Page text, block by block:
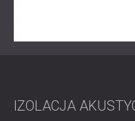
zespołem DECIBEL.
IZOLACJA